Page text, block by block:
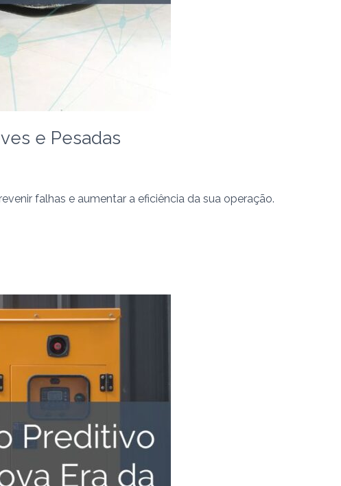
e Pesadas
falhas e aumentar a eficiência da sua operação.